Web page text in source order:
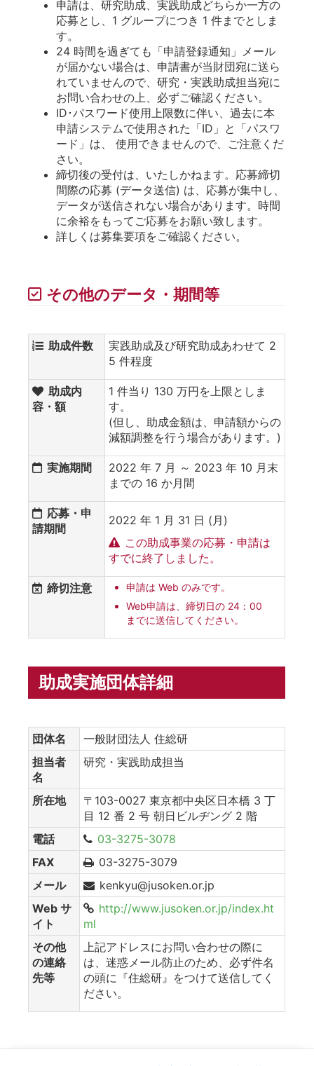
申請は、研究助成、実践助成どちらか一方の
応募とし、1 グループにつき 1 件までとしま
す。
24 時間を過ぎても「申請登録通知」メール
が届かない場合は、申請書が当財団宛に送ら
れていませんので、研究・実践助成担当宛に
お問い合わせの上、必ずご確認ください。
ID･パスワード使用上限数に伴い、過去に本
申請システムで使用された「ID」と「パスワ
ード」は、 使用できませんので、ご注意くだ
さい。
締切後の受付は、いたしかねます。応募締切
間際の応募 (データ送信) は、応募が集中し、
データが送信されない場合があります。時間
に余裕をもってご応募をお願い致します。
詳しくは募集要項をご確認ください。
その他のデータ・期間等
助成件数
実践助成及び研究助成あわせて 2
5 件程度
助成内
容・額
1 件当り 130 万円を上限としま
す。
(但し、助成金額は、申請額からの
減額調整を行う場合があります。)
実施期間
2022 年 7 月 ～ 2023 年 10 月末
までの 16 か月間
応募・申
請期間
2022 年 1 月 31 日 (月)
この助成事業の応募・申請は
すでに終了しました。
締切注意
申請は Web のみです。
Web申請は、締切日の 24：00
までに送信してください。
助成実施団体詳細
団体名
一般財団法人 住総研
担当者
名
研究・実践助成担当
所在地
〒103-0027 東京都中央区日本橋 3 丁
目 12 番 2 号 朝日ビルヂング 2 階
電話
03-3275-3078
FAX
03-3275-3079
メール
kenkyu@jusoken.or.jp
Web サ
イト
http://www.jusoken.or.jp/index.ht
ml
その他
の連絡
先等
上記アドレスにお問い合わせの際に
は、迷惑メール防止のため、必ず件名
の頭に『住総研』をつけて送信してく
ださい。